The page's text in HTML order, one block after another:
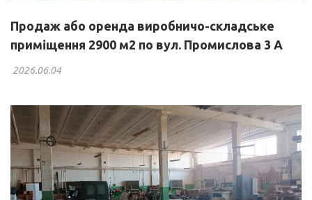
Продаж або оренда виробничо-складське
приміщення 2900 м2 по вул. Промислова 3 А
2026.06.04